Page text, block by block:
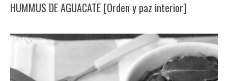
HUMMUS DE AGUACATE [Orden y paz interior]